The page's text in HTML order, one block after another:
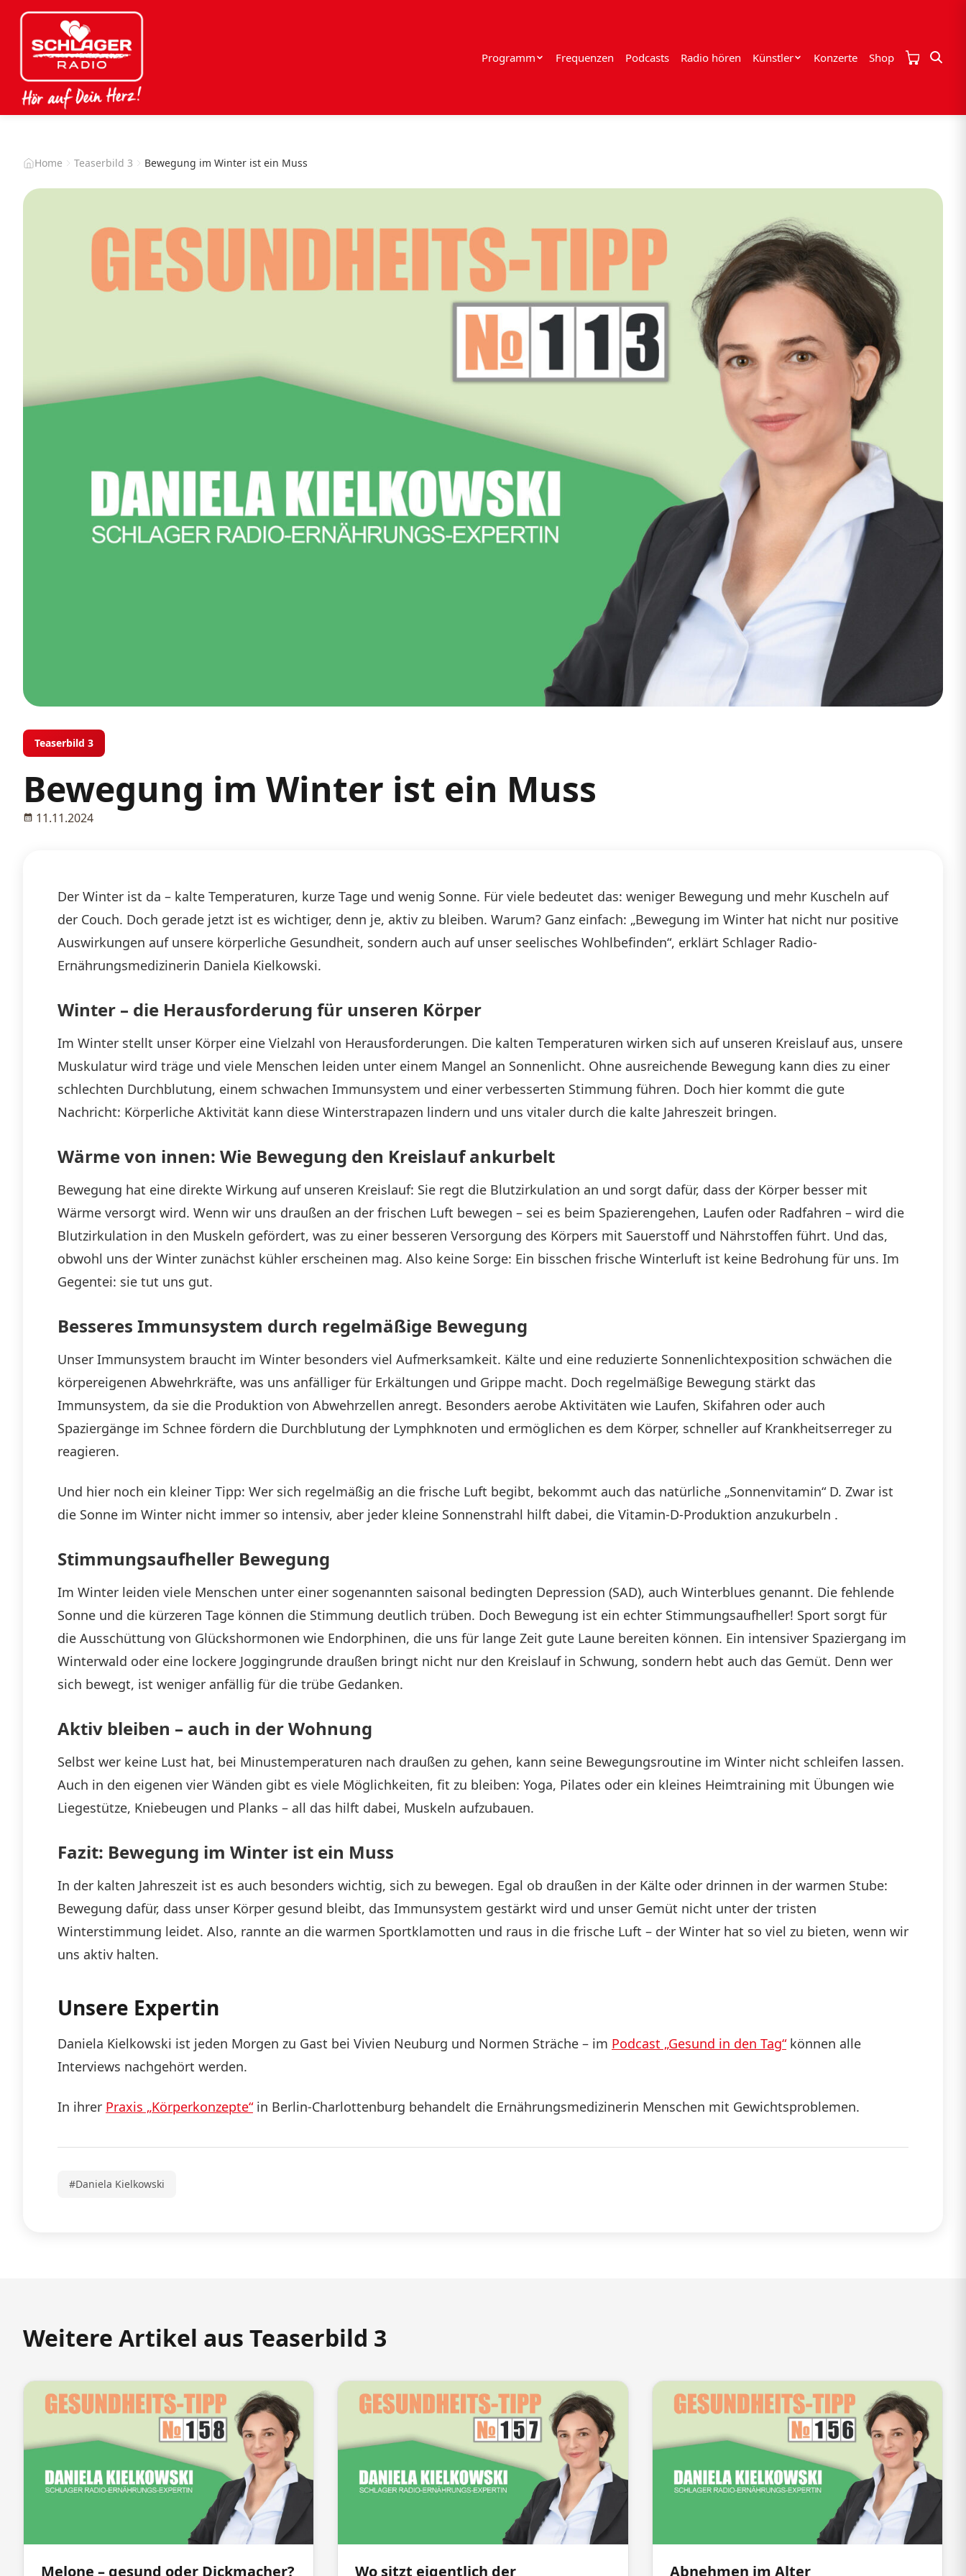
Programm Frequenzen Podcasts Radio hören Künstler Konzerte Shop
Home Teaserbild 3 Bewegung im Winter ist ein Muss
Teaserbild 3
Bewegung im Winter ist ein Muss
11.11.2024
Der Winter ist da – kalte Temperaturen, kurze Tage und wenig Sonne. Für viele bedeutet das: weniger Bewegung und mehr Kuscheln auf
der Couch. Doch gerade jetzt ist es wichtiger, denn je, aktiv zu bleiben. Warum? Ganz einfach: „Bewegung im Winter hat nicht nur positive
Auswirkungen auf unsere körperliche Gesundheit, sondern auch auf unser seelisches Wohlbefinden“, erklärt Schlager Radio-
Ernährungsmedizinerin Daniela Kielkowski.
Winter – die Herausforderung für unseren Körper
Im Winter stellt unser Körper eine Vielzahl von Herausforderungen. Die kalten Temperaturen wirken sich auf unseren Kreislauf aus, unsere
Muskulatur wird träge und viele Menschen leiden unter einem Mangel an Sonnenlicht. Ohne ausreichende Bewegung kann dies zu einer
schlechten Durchblutung, einem schwachen Immunsystem und einer verbesserten Stimmung führen. Doch hier kommt die gute
Nachricht: Körperliche Aktivität kann diese Winterstrapazen lindern und uns vitaler durch die kalte Jahreszeit bringen.
Wärme von innen: Wie Bewegung den Kreislauf ankurbelt
Bewegung hat eine direkte Wirkung auf unseren Kreislauf: Sie regt die Blutzirkulation an und sorgt dafür, dass der Körper besser mit
Wärme versorgt wird. Wenn wir uns draußen an der frischen Luft bewegen – sei es beim Spazierengehen, Laufen oder Radfahren – wird die
Blutzirkulation in den Muskeln gefördert, was zu einer besseren Versorgung des Körpers mit Sauerstoff und Nährstoffen führt. Und das,
obwohl uns der Winter zunächst kühler erscheinen mag. Also keine Sorge: Ein bisschen frische Winterluft ist keine Bedrohung für uns. Im
Gegentei: sie tut uns gut.
Besseres Immunsystem durch regelmäßige Bewegung
Unser Immunsystem braucht im Winter besonders viel Aufmerksamkeit. Kälte und eine reduzierte Sonnenlichtexposition schwächen die
körpereigenen Abwehrkräfte, was uns anfälliger für Erkältungen und Grippe macht. Doch regelmäßige Bewegung stärkt das
Immunsystem, da sie die Produktion von Abwehrzellen anregt. Besonders aerobe Aktivitäten wie Laufen, Skifahren oder auch
Spaziergänge im Schnee fördern die Durchblutung der Lymphknoten und ermöglichen es dem Körper, schneller auf Krankheitserreger zu
reagieren.
Und hier noch ein kleiner Tipp: Wer sich regelmäßig an die frische Luft begibt, bekommt auch das natürliche „Sonnenvitamin“ D. Zwar ist
die Sonne im Winter nicht immer so intensiv, aber jeder kleine Sonnenstrahl hilft dabei, die Vitamin-D-Produktion anzukurbeln .
Stimmungsaufheller Bewegung
Im Winter leiden viele Menschen unter einer sogenannten saisonal bedingten Depression (SAD), auch Winterblues genannt. Die fehlende
Sonne und die kürzeren Tage können die Stimmung deutlich trüben. Doch Bewegung ist ein echter Stimmungsaufheller! Sport sorgt für
die Ausschüttung von Glückshormonen wie Endorphinen, die uns für lange Zeit gute Laune bereiten können. Ein intensiver Spaziergang im
Winterwald oder eine lockere Joggingrunde draußen bringt nicht nur den Kreislauf in Schwung, sondern hebt auch das Gemüt. Denn wer
sich bewegt, ist weniger anfällig für die trübe Gedanken.
Aktiv bleiben – auch in der Wohnung
Selbst wer keine Lust hat, bei Minustemperaturen nach draußen zu gehen, kann seine Bewegungsroutine im Winter nicht schleifen lassen.
Auch in den eigenen vier Wänden gibt es viele Möglichkeiten, fit zu bleiben: Yoga, Pilates oder ein kleines Heimtraining mit Übungen wie
Liegestütze, Kniebeugen und Planks – all das hilft dabei, Muskeln aufzubauen.
Fazit: Bewegung im Winter ist ein Muss
In der kalten Jahreszeit ist es auch besonders wichtig, sich zu bewegen. Egal ob draußen in der Kälte oder drinnen in der warmen Stube:
Bewegung dafür, dass unser Körper gesund bleibt, das Immunsystem gestärkt wird und unser Gemüt nicht unter der tristen
Winterstimmung leidet. Also, rannte an die warmen Sportklamotten und raus in die frische Luft – der Winter hat so viel zu bieten, wenn wir
uns aktiv halten.
Unsere Expertin
Daniela Kielkowski ist jeden Morgen zu Gast bei Vivien Neuburg und Normen Sträche – im Podcast „Gesund in den Tag“können alle
Interviews nachgehört werden.
In ihrer Praxis „Körperkonzepte“in Berlin-Charlottenburg behandelt die Ernährungsmedizinerin Menschen mit Gewichtsproblemen.
#Daniela Kielkowski
Weitere Artikel aus Teaserbild 3
Melone – gesund oder Dickmacher? Wo sitzt eigentlich der Abnehmen im Alter